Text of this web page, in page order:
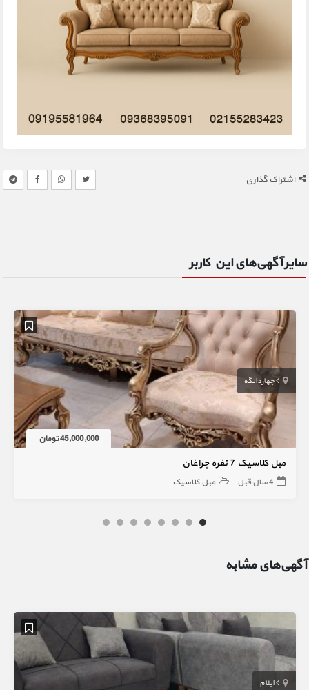
اشتراک گذاری
سایر آگهی‌های این کاربر
چهاردانگه
45,000,000 تومان
مبل کلاسیک 7 نفره چراغان
4 سال قبل مبل کلاسیک
آگهی‌های مشابه
ایلام